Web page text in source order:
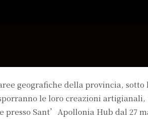
geografiche della provincia,
le loro creazioni
Sant’Apollonia Hub dal 27